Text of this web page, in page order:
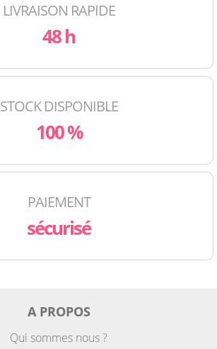
LIVRAISON RAPIDE
48 h
STOCK DISPONIBLE
100 %
PAIEMENT
sécurisé
A PROPOS
Qui sommes nous ?